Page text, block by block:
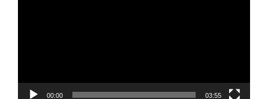
00:00 03:55